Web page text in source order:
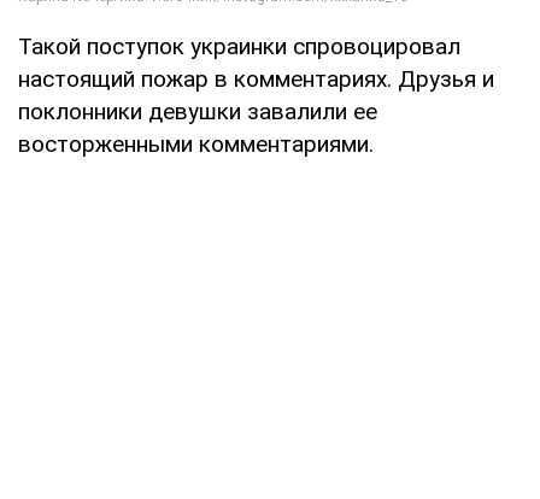
Такой поступок украинки спровоцировал
настоящий пожар в комментариях. Друзья и
поклонники девушки завалили ее
восторженными комментариями.